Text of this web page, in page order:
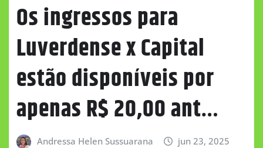
Os ingressos para
Luverdense x Capital
estão disponíveis por
apenas R$ 20,00 ant…
Andressa Helen Sussuarana
jun 23, 2025